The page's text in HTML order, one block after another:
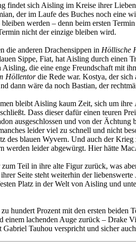
findet sich Aisling im Kreise ihrer
der im Laufe des Buches noch eine
werden – denn beim ersten
nicht der einzige bleiben wird.
die anderen Drachensippen in Höllische
Sippe, Fiat, hat Aisling durch einen
die eine enge Freundschaft mit
Höllentordie Rede war. Kostya, der sich
dann wäre da noch Bastian, der
bleibt Aisling kaum Zeit, sich um
Dass dieser dafür einen teuren
ausgeschlossen und von der Ächtung
leider viel zu schnell und nicht
des blauen Wyvern. Und auch der
werden leider abgewürgt. Hier hätte
Teil in ihre alte Figur zurück, was
Seite steht weiterhin der
Platz in der Welt von Aisling und
hundert Prozent mit den ersten beiden
einem lachenden Auge zurück – Drake
Gabriel Tauhou verspricht und sicher